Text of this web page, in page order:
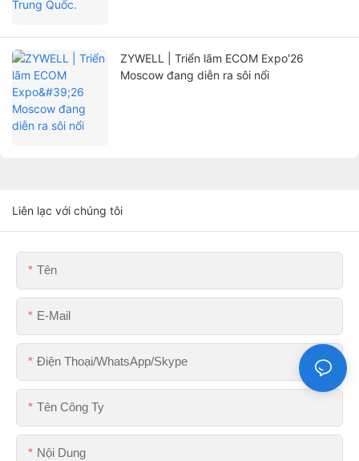
ZYWELL | Triển lãm ECOM Expo'26
Moscow đang diễn ra sôi nổi
Liên lạc với chúng tôi
Tên
E-Mail
Điện Thoại/WhatsApp/Skype
Tên Công Ty
Nội Dung